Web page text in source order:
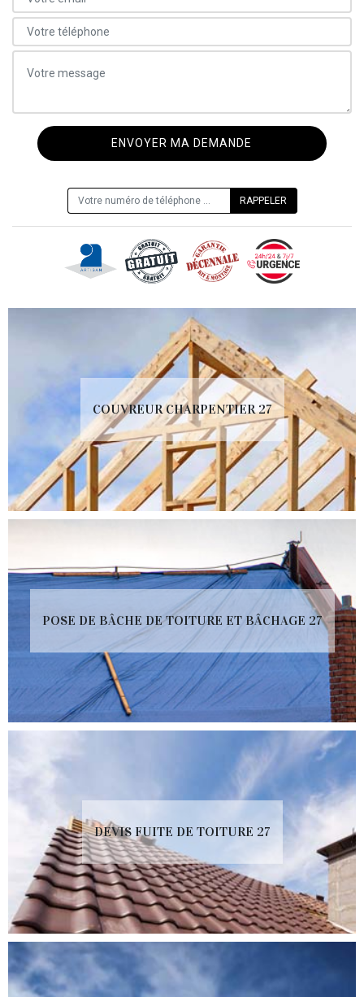
COUVREUR CHARPENTIER 27
POSE DE BÂCHE DE TOITURE ET BÂCHAGE 27
DEVIS FUITE DE TOITURE 27